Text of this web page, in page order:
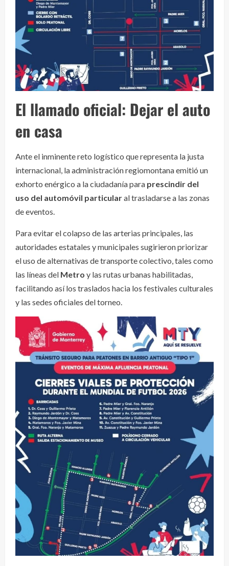
El llamado oficial: Dejar el auto
en casa
Ante el inminente reto logístico que representa la justa
internacional, la administración regiomontana emitió un
exhorto enérgico a la ciudadanía para prescindir del
uso del automóvil particularal trasladarse a las zonas
de eventos.
Para evitar el colapso de las arterias principales, las
autoridades estatales y municipales sugirieron priorizar
el uso de alternativas de transporte colectivo, tales como
las líneas del Metro y las rutas urbanas habilitadas,
facilitando así los traslados hacia los festivales culturales
y las sedes oficiales del torneo.